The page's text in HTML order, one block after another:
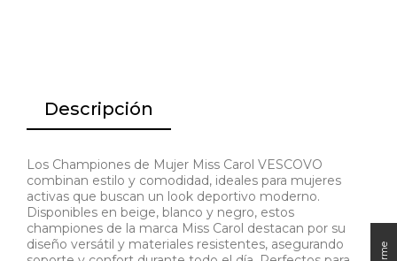
Descripción
Los Championes de Mujer Miss Carol VESCOVO
combinan estilo y comodidad, ideales para mujeres
activas que buscan un look deportivo moderno.
Disponibles en beige, blanco y negro, estos
championes de la marca Miss Carol destacan por su
diseño versátil y materiales resistentes, asegurando